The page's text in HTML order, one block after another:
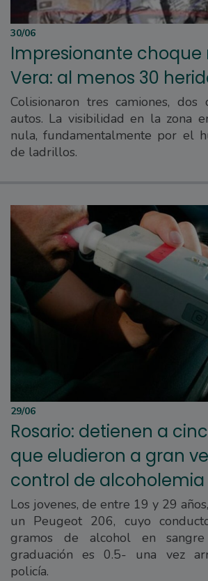
30/06
Impresionante choque
Vera: al menos 30
Colisionaron tres camiones, dos
autos. La visibilidad en la zona
nula, fundamentalmente por el
de ladrillos.
29/06
Rosario: detienen a
que eludieron a gran
control de alcoholemia
Los jovenes, de entre 19 y 29
un Peugeot 206, cuyo
gramos de alcohol en
graduación es 0.5- una vez
policía.